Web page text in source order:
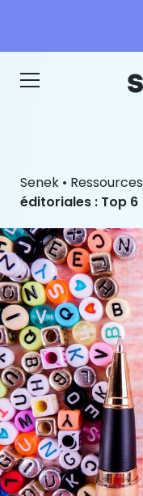
Senek • Ressources
éditoriales : Top 6